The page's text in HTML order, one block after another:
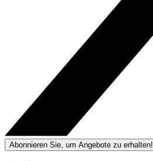
Abonnieren Sie, um Angebote zu erhalten!